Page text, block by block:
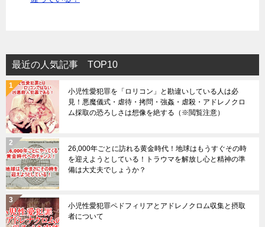
最近の人気記事 TOP10
小児性愛犯罪を「ロリコン」と勘違いしている人は必
見！悪魔儀式・虐待・拷問・強姦・虐殺・アドレノクロ
ム採取の恐ろしさは想像を絶する（※閲覧注意）
26,000年ごとに訪れる黄金時代！地球はもうすぐその時
を迎えようとしている！トラウマを解放し心と精神の準
備は大丈夫でしょうか？
小児性愛犯罪ペドフィリアとアドレノクロム収集と摂取
者について